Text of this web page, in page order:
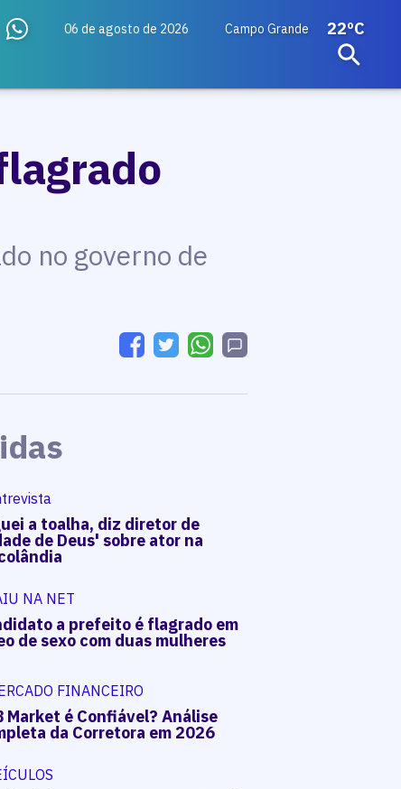
06 de agosto de 2026 Campo Grande 22ºC
no governo de
a toalha, diz diretor de
de Deus' sobre ator na
NA NET
a prefeito é flagrado em
de sexo com duas mulheres
FINANCEIRO
Market é Confiável? Análise
da Corretora em 2026